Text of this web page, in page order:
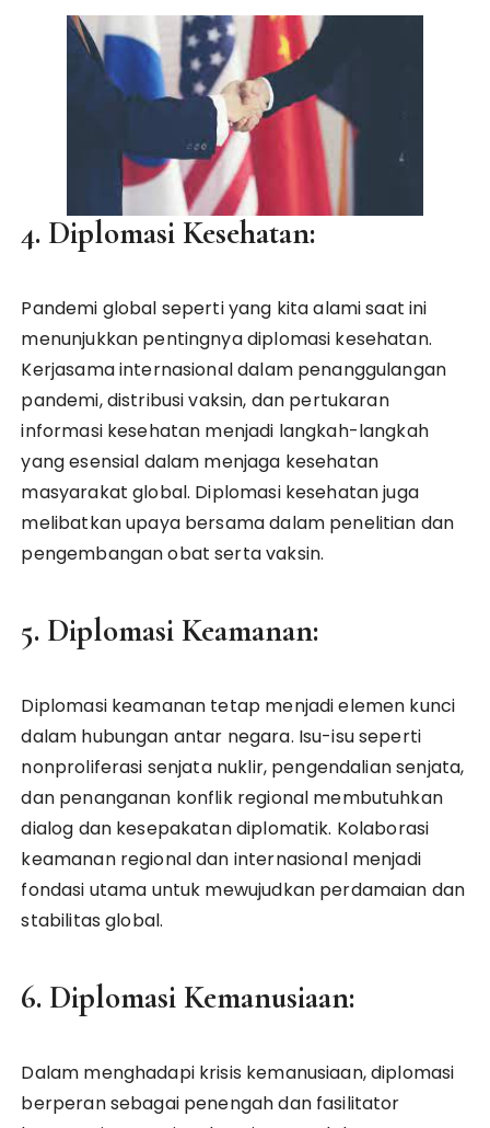
4. Diplomasi Kesehatan:
Pandemi global seperti yang kita alami saat ini
menunjukkan pentingnya diplomasi kesehatan.
Kerjasama internasional dalam penanggulangan
pandemi, distribusi vaksin, dan pertukaran
informasi kesehatan menjadi langkah-langkah
yang esensial dalam menjaga kesehatan
masyarakat global. Diplomasi kesehatan juga
melibatkan upaya bersama dalam penelitian dan
pengembangan obat serta vaksin.
5. Diplomasi Keamanan:
Diplomasi keamanan tetap menjadi elemen kunci
dalam hubungan antar negara. Isu-isu seperti
nonproliferasi senjata nuklir, pengendalian senjata,
dan penanganan konflik regional membutuhkan
dialog dan kesepakatan diplomatik. Kolaborasi
keamanan regional dan internasional menjadi
fondasi utama untuk mewujudkan perdamaian dan
stabilitas global.
6. Diplomasi Kemanusiaan:
Dalam menghadapi krisis kemanusiaan, diplomasi
berperan sebagai penengah dan fasilitator